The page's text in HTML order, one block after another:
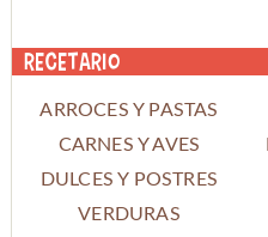
Recetario
ARROCES Y PASTAS
CARNES Y AVES
DULCES Y POSTRES
VERDURAS